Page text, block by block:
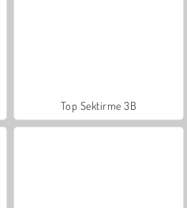
Top Sektirme 3B